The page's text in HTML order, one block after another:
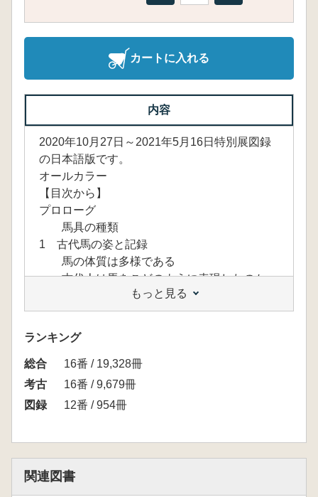
カートに入れる
内容
2020年10月27日～2021年5月16日特別展図録
の日本語版です。
オールカラー
【目次から】
プロローグ
馬具の種類
1 古代馬の姿と記録
馬の体質は多様である
古代人は馬をこどのように表現したのか
2 加耶の馬具の流れ
馬具の出現た
加耶馬具の流れ
加耶馬具は多様だ
3 馬具からみた加耶文化
馬具で威信を示す
勇猛な戦士としての馬
「論争で探る伽耶馬具研究」ほか
もっと見る
ランキング
総合
16番 / 19,328冊
考古
16番 / 9,679冊
図録
12番 / 954冊
関連図書